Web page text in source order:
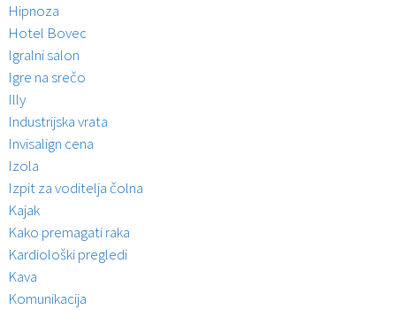
Hipnoza
Hotel Bovec
Igralni salon
Igre na srečo
Illy
Industrijska vrata
Invisalign cena
Izola
Izpit za voditelja čolna
Kajak
Kako premagati raka
Kardiološki pregledi
Kava
Komunikacija